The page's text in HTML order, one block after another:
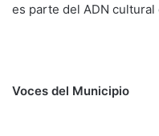
es parte del ADN
Voces del Municipio